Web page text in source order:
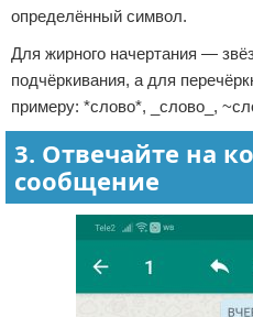
определённый символ.
Для жирного начертания —
подчёркивания, а для
примеру: *слово*, _слово_,
3. Отвечайте на
сообщение